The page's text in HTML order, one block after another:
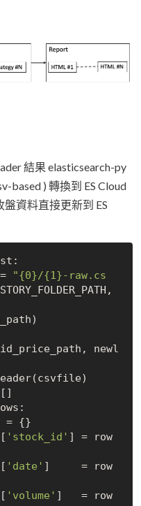
結果 elasticsearch-py
based ) 轉換到 ES Cloud
資料直接更新到 ES
"{0}/{1}-raw.cs
newl
= {}
[ 'stock_id' ] = row
[ 'date' ]     = row
[ 'volume' ]   = row